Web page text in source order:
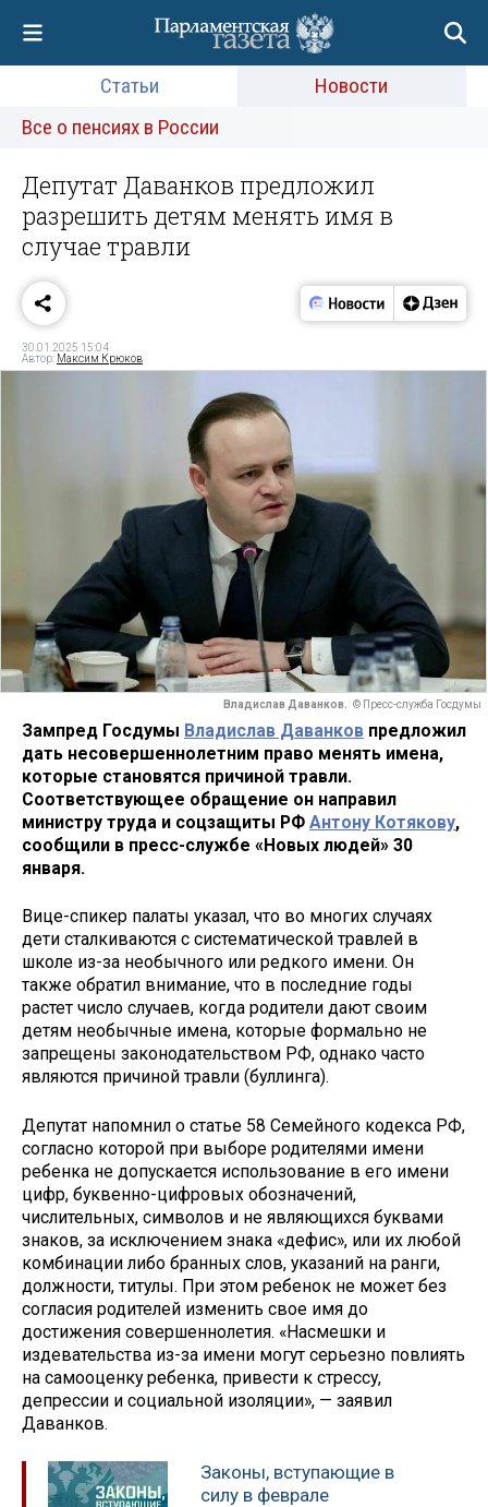
Статьи
Новости
Все о пенсиях в России
Депутат Даванков предложил
разрешить детям менять имя в
случае травли
30.01.2025 15:04
Автор: Максим Крюков
Владислав Даванков. © Пресс-служба Госдумы
Зампред Госдумы Владислав Даванков предложил
дать несовершеннолетним право менять имена,
которые становятся причиной травли.
Соответствующее обращение он направил
министру труда и соцзащиты РФ Антону Котякову,
сообщили в пресс-службе «Новых людей» 30
января.
Вице-спикер палаты указал, что во многих случаях
дети сталкиваются с систематической травлей в
школе из-за необычного или редкого имени. Он
также обратил внимание, что в последние годы
растет число случаев, когда родители дают своим
детям необычные имена, которые формально не
запрещены законодательством РФ, однако часто
являются причиной травли (буллинга).
Депутат напомнил о статье 58 Семейного кодекса РФ,
согласно которой при выборе родителями имени
ребенка не допускается использование в его имени
цифр, буквенно-цифровых обозначений,
числительных, символов и не являющихся буквами
знаков, за исключением знака «дефис», или их любой
комбинации либо бранных слов, указаний на ранги,
должности, титулы. При этом ребенок не может без
согласия родителей изменить свое имя до
достижения совершеннолетия. «Насмешки и
издевательства из-за имени могут серьезно повлиять
на самооценку ребенка, привести к стрессу,
депрессии и социальной изоляции», — заявил
Даванков.
Законы, вступающие в
силу в феврале